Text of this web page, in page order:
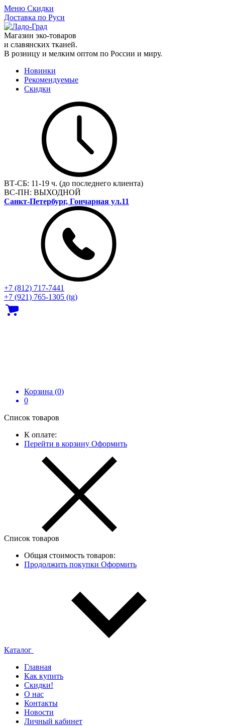
Меню Скидки
Доставка по Руси
Магазин эко-товаров
и славянских тканей.
В розницу и мелким оптом по России и миру.
Новинки
Рекомендуемые
Скидки
ВТ-СБ: 11-19 ч. (до последнего клиента)
ВС-ПН: ВЫХОДНОЙ
Санкт-Петербург, Гончарная ул.11
+7 (812) 717‑7441
+7 (921) 765-1305 (tg)
Корзина (0)
0
Список товаров
К оплате:
Перейти в корзину Оформить
Список товаров
Общая стоимость товаров:
Продолжить покупки Оформить
Каталог
Главная
Как купить
Скидки!
О нас
Контакты
Новости
Личный кабинет